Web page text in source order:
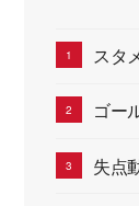
スタ
ゴー
失点